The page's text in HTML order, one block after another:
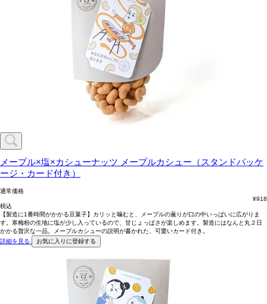
メープル×塩×カシューナッツ メープルカシュー（スタンドパッケ
ージ・カード付き）
通常価格
¥918
税込
【製造に1番時間がかかる豆菓子】カリッと噛むと、メープルの薫りが口の中いっぱいに広がりま
す。寒梅粉の生地に塩が少し入っているので、甘じょっぱさが楽しめます。製造にはなんと丸２日
かかる贅沢な一品。メープルカシューの説明が書かれた、可愛いカード付き。
詳細を見る
お気に入りに登録する